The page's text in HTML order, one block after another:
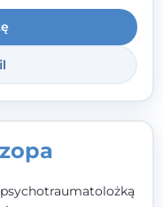
Terapii